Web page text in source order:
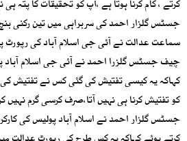
کرتے ، کام کرنا ہوتا ہے ،آپ کو تحقیقات کا
جسٹس گلزار احمد کی سربراہی میں تین رکنی
سماعت عدالت نے آئی جی اسلام آباد کی رپورٹ
چیف جسٹس گلزرا احمد نے آئی جی اسلام آباد
کہاکہ یہ کیسی تفتیش کی گئی کس نے تفتیش
کو تفتیش کرنا ہی نہیں آتا،صرف کرسی گرم نہیں
جسٹس گلزار احمد نے اسلام آباد پولیس کی